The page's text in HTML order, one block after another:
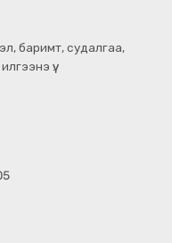
баримт, судалгаа,
үү.